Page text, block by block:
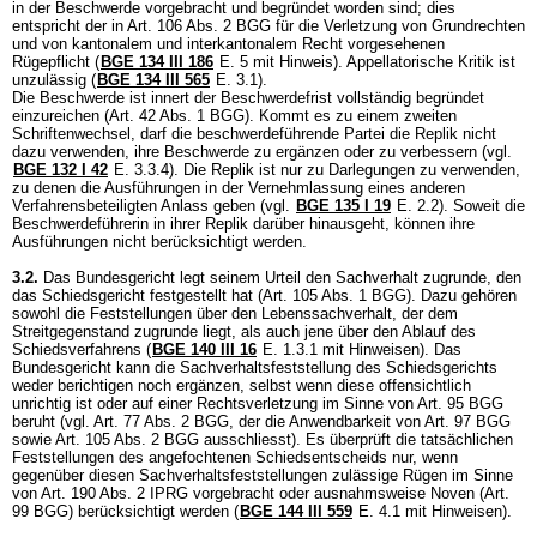
in der Beschwerde vorgebracht und begründet worden sind; dies
entspricht der in Art. 106 Abs. 2 BGG für die Verletzung von Grundrechten
und von kantonalem und interkantonalem Recht vorgesehenen
Rügepflicht ( BGE 134 III 186 E. 5 mit Hinweis). Appellatorische Kritik ist
unzulässig ( BGE 134 III 565 E. 3.1).
Die Beschwerde ist innert der Beschwerdefrist vollständig begründet
einzureichen (Art. 42 Abs. 1 BGG). Kommt es zu einem zweiten
Schriftenwechsel, darf die beschwerdeführende Partei die Replik nicht
dazu verwenden, ihre Beschwerde zu ergänzen oder zu verbessern (vgl.
BGE 132 I 42 E. 3.3.4). Die Replik ist nur zu Darlegungen zu verwenden,
zu denen die Ausführungen in der Vernehmlassung eines anderen
Verfahrensbeteiligten Anlass geben (vgl. BGE 135 I 19 E. 2.2). Soweit die
Beschwerdeführerin in ihrer Replik darüber hinausgeht, können ihre
Ausführungen nicht berücksichtigt werden.
3.2. Das Bundesgericht legt seinem Urteil den Sachverhalt zugrunde, den
das Schiedsgericht festgestellt hat (Art. 105 Abs. 1 BGG). Dazu gehören
sowohl die Feststellungen über den Lebenssachverhalt, der dem
Streitgegenstand zugrunde liegt, als auch jene über den Ablauf des
Schiedsverfahrens ( BGE 140 III 16 E. 1.3.1 mit Hinweisen). Das
Bundesgericht kann die Sachverhaltsfeststellung des Schiedsgerichts
weder berichtigen noch ergänzen, selbst wenn diese offensichtlich
unrichtig ist oder auf einer Rechtsverletzung im Sinne von Art. 95 BGG
beruht (vgl. Art. 77 Abs. 2 BGG, der die Anwendbarkeit von Art. 97 BGG
sowie Art. 105 Abs. 2 BGG ausschliesst). Es überprüft die tatsächlichen
Feststellungen des angefochtenen Schiedsentscheids nur, wenn
gegenüber diesen Sachverhaltsfeststellungen zulässige Rügen im Sinne
von Art. 190 Abs. 2 IPRG vorgebracht oder ausnahmsweise Noven (Art.
99 BGG) berücksichtigt werden ( BGE 144 III 559 E. 4.1 mit Hinweisen).